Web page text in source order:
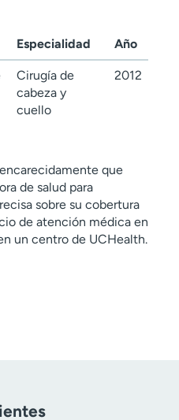
Especialidad Año
Cirugía de
cabeza y
cuello
2012
que
de salud para
sobre su cobertura
de atención médica en
un centro de UCHealth.